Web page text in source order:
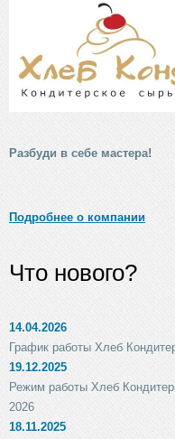
Разбуди в себе мастера!
Подробнее о компании
Что нового?
14.04.2026
График работы Хлеб
19.12.2025
Режим работы Хлеб
2026
18.11.2025